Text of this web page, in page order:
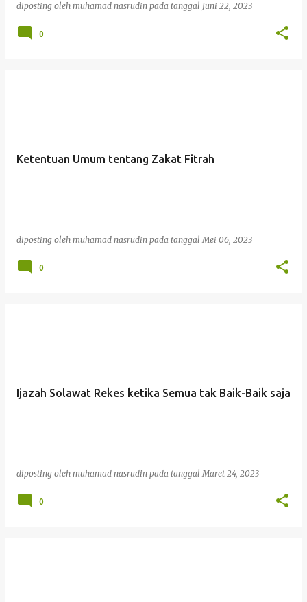
diposting oleh muhamad nasrudin pada tanggal Juni 22, 2023
0
Ketentuan Umum tentang Zakat Fitrah
diposting oleh muhamad nasrudin pada tanggalMei 06, 2023
0
Ijazah Solawat Rekes ketika Semua tak Baik-Baik saja
diposting oleh muhamad nasrudin pada tanggalMaret 24, 2023
0